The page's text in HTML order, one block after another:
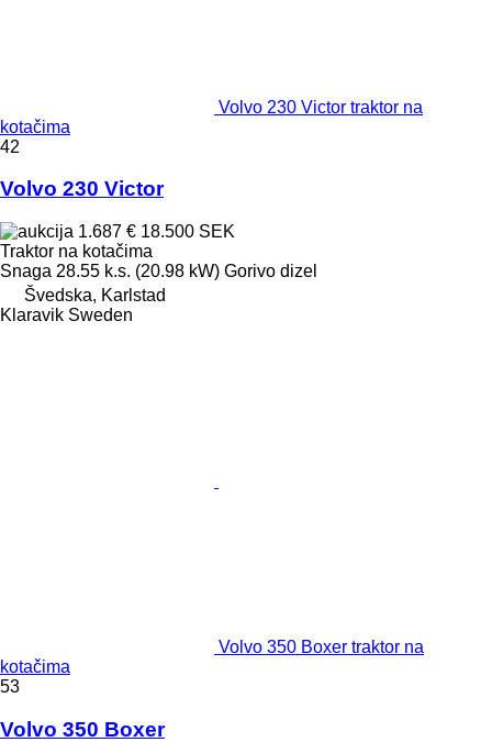
Volvo 230 Victor traktor na
kotačima
42
Volvo 230 Victor
1.687 € 18.500 SEK
Traktor na kotačima
Snaga 28.55 k.s. (20.98 kW) Gorivo dizel
Švedska, Karlstad
Klaravik Sweden
Volvo 350 Boxer traktor na
kotačima
53
Volvo 350 Boxer